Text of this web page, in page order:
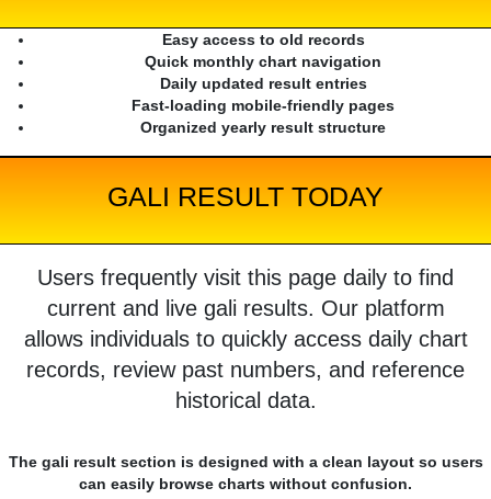
Easy access to old records
Quick monthly chart navigation
Daily updated result entries
Fast-loading mobile-friendly pages
Organized yearly result structure
GALI RESULT TODAY
Users frequently visit this page daily to find
current and live gali results. Our platform
allows individuals to quickly access daily chart
records, review past numbers, and reference
historical data.
The gali result section is designed with a clean layout so users
can easily browse charts without confusion.